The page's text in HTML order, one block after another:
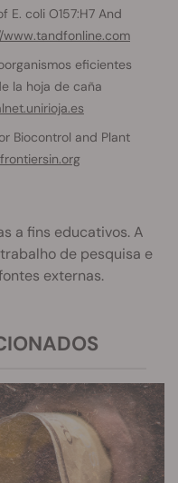
E. coli O157:H7 And
www.tandfonline.com
eficientes
la hoja de caña
Biocontrol and Plant
a fins educativos. A
de pesquisa e
externas.